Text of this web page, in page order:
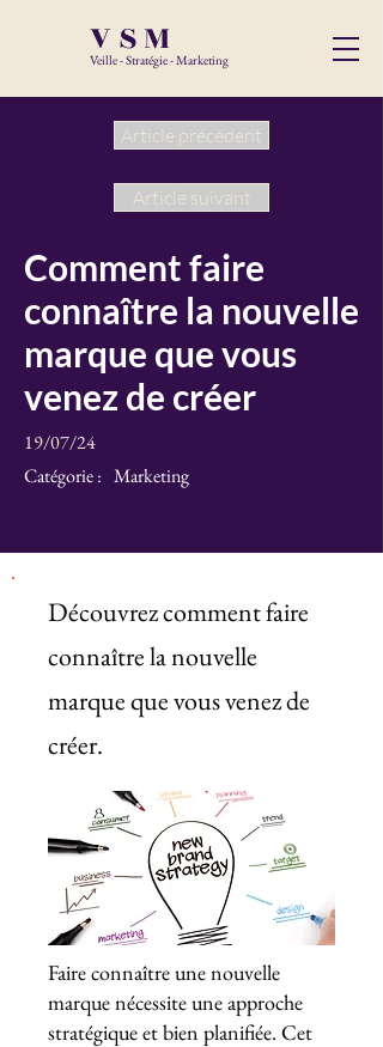
VSM
Veille - Stratégie - Marketing
Article précédent
Article suivant
Comment faire
connaître la nouvelle
marque que vous
venez de créer
19/07/24
Catégorie : Marketing
Découvrez comment faire
connaître la nouvelle
marque que vous venez de
créer.
Faire connaître une nouvelle
marque nécessite une approche
stratégique et bien planifiée. Cet